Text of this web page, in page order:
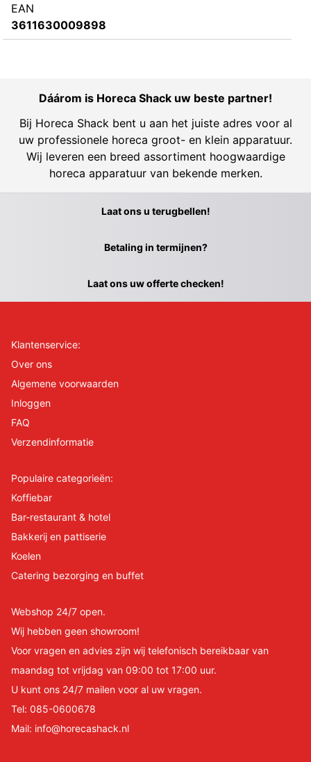
EAN
3611630009898
Dáárom is Horeca Shack uw beste partner!
Bij Horeca Shack bent u aan het juiste adres voor al
uw professionele horeca groot- en klein apparatuur.
Wij leveren een breed assortiment hoogwaardige
horeca apparatuur van bekende merken.
Laat ons u terugbellen!
Betaling in termijnen?
Laat ons uw offerte checken!
Klantenservice:
Over ons
Algemene voorwaarden
Inloggen
FAQ
Verzendinformatie
Populaire categorieën:
Koffiebar
Bar-restaurant & hotel
Bakkerij en pattiserie
Koelen
Catering bezorging en buffet
Webshop 24/7 open.
Wij hebben geen showroom!
Voor vragen en advies zijn wij telefonisch bereikbaar van
maandag tot vrijdag van 09:00 tot 17:00 uur.
U kunt ons 24/7 mailen voor al uw vragen.
Tel: 085-0600678
Mail: info@horecashack.nl